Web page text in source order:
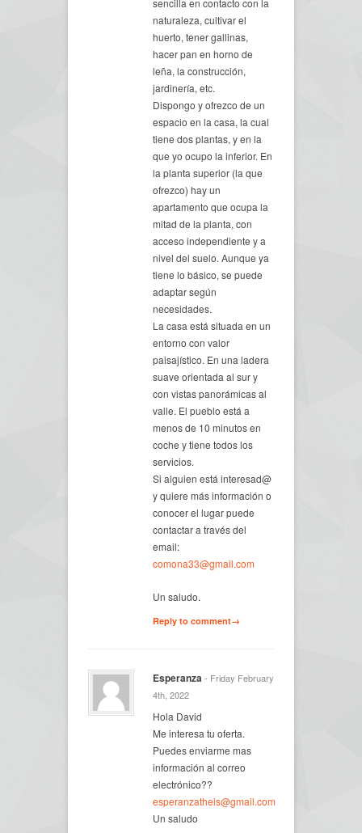
naturaleza, cultivar el
huerto, tener gallinas,
hacer pan en horno de
leña, la construcción,
jardinería, etc.
Dispongo y ofrezco de un
espacio en la casa, la cual
tiene dos plantas, y en la
que yo ocupo la inferior. En
la planta superior (la que
ofrezco) hay un
apartamento que ocupa la
mitad de la planta, con
acceso independiente y a
nivel del suelo. Aunque ya
tiene lo básico, se puede
adaptar según
necesidades.
La casa está situada en un
entorno con valor
paisajístico. En una ladera
suave orientada al sur y
con vistas panorámicas al
valle. El pueblo está a
menos de 10 minutos en
coche y tiene todos los
servicios.
Si alguien está interesad@
y quiere más información o
conocer el lugar puede
contactar a través del
email:
comona33@gmail.com
Un saludo.
Reply to comment→
Esperanza- Friday February
4th, 2022
Hola David
Me interesa tu oferta.
Puedes enviarme mas
información al correo
electrónico??
esperanzatheis@gmail.com
Un saludo